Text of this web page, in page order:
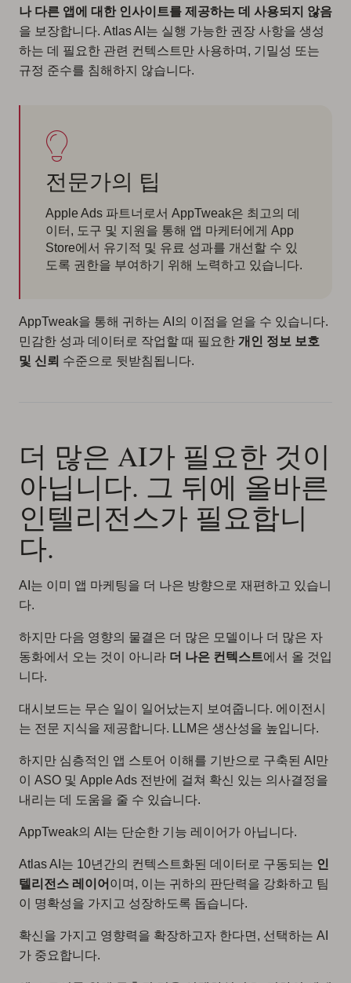
나 다른 앱에 대한 인사이트를 제공하는 데 사용되지 않음
을 보장합니다. Atlas AI는 실행 가능한 권장 사항을 생성
하는 데 필요한 관련 컨텍스트만 사용하며, 기밀성 또는
규정 준수를 침해하지 않습니다.
전문가의 팁
Apple Ads 파트너로서 AppTweak은 최고의 데
이터, 도구 및 지원을 통해 앱 마케터에게 App
Store에서 유기적 및 유료 성과를 개선할 수 있
도록 권한을 부여하기 위해 노력하고 있습니다.
AppTweak을 통해 귀하는 AI의 이점을 얻을 수 있습니다.
민감한 성과 데이터로 작업할 때 필요한 개인 정보 보호
및 신뢰 수준으로 뒷받침됩니다.
더 많은 AI가 필요한 것이
아닙니다. 그 뒤에 올바른
인텔리전스가 필요합니
다.
AI는 이미 앱 마케팅을 더 나은 방향으로 재편하고 있습니
다.
하지만 다음 영향의 물결은 더 많은 모델이나 더 많은 자
동화에서 오는 것이 아니라 더 나은 컨텍스트에서 올 것입
니다.
대시보드는 무슨 일이 일어났는지 보여줍니다. 에이전시
는 전문 지식을 제공합니다. LLM은 생산성을 높입니다.
하지만 심층적인 앱 스토어 이해를 기반으로 구축된 AI만
이 ASO 및 Apple Ads 전반에 걸쳐 확신 있는 의사결정을
내리는 데 도움을 줄 수 있습니다.
AppTweak의 AI는 단순한 기능 레이어가 아닙니다.
Atlas AI는 10년간의 컨텍스트화된 데이터로 구동되는 인
텔리전스 레이어 이며, 이는 귀하의 판단력을 강화하고 팀
이 명확성을 가지고 성장하도록 돕습니다.
확신을 가지고 영향력을 확장하고자 한다면, 선택하는 AI
가 중요합니다.